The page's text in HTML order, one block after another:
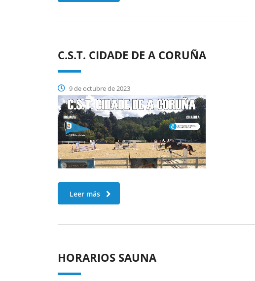
C.S.T. CIDADE DE A CORUÑA
9 de octubre de 2023
Leer más
HORARIOS SAUNA